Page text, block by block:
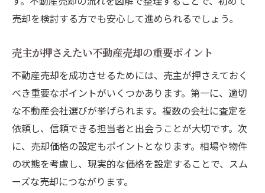
不動産売却で高く売るための税金対策法
不動産売却の利益を最大化する節税の工夫
税金を抑えて不動産売却額を高める方法
不動産売却で損しないための税金対策
不動産売却における司法書士の役割を知る
不動産売却で司法書士が担う重要な役割
司法書士が関わる不動産売却の手続き流れ
不動産売却に不可欠な司法書士のサポート
売却を検討する方でも安心して進められるでしょう。
売主が押さえたい不動産売却の重要ポイント
不動産売却を成功させるためには、売主が押さえておく
べき重要なポイントがいくつかあります。第一に、適切
な不動産会社選びが挙げられます。複数の会社に査定を
依頼し、信頼できる担当者と出会うことが大切です。次
に、売却価格の設定もポイントとなります。相場や物件
の状態を考慮し、現実的な価格を設定することで、スム
ーズな売却につながります。